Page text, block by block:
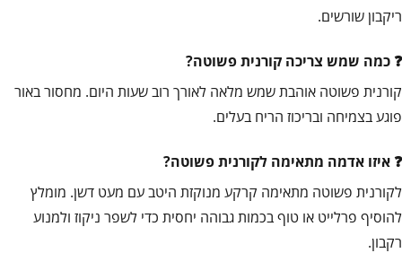
ריקבון שורשים.
כמה שמש צריכה קורנית פשוטה?
קורנית פשוטה אוהבת שמש מלאה לאורך רוב שעות היום. מחסור באור
פוגע בצמיחה ובריכוז הריח בעלים.
איזו אדמה מתאימה לקורנית פשוטה?
לקורנית פשוטה מתאימה קרקע מנוקזת היטב עם מעט דשן. מומלץ
להוסיף פרלייט או טוף בכמות גבוהה יחסית כדי לשפר ניקוז ולמנוע
רקבון.